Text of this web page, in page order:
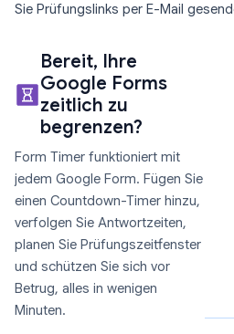
Sie Prüfungslinks per E-Mail
Bereit, Ihre
Google Forms
zeitlich zu
begrenzen?
Form Timer funktioniert mit
jedem Google Form. Fügen Sie
einen Countdown-Timer hinzu,
verfolgen Sie Antwortzeiten,
planen Sie Prüfungszeitfenster
und schützen Sie sich vor
Betrug, alles in wenigen
Minuten.